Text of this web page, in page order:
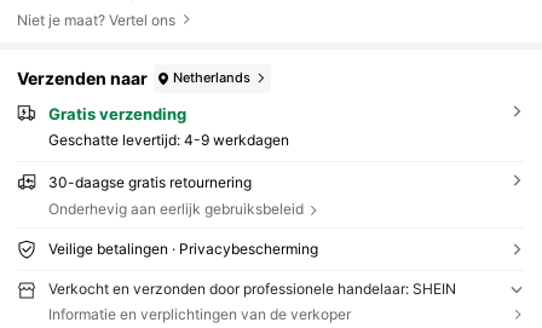
Niet je maat? Vertel ons
Verzenden naar Netherlands
Gratis verzending
Geschatte levertijd: 4-9 werkdagen
30-daagse gratis retournering
Onderhevig aan eerlijk gebruiksbeleid
Veilige betalingen · Privacybescherming
Verkocht en verzonden door professionele handelaar: SHEIN
Informatie en verplichtingen van de verkoper